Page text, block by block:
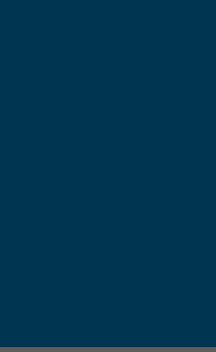
Besucher zu